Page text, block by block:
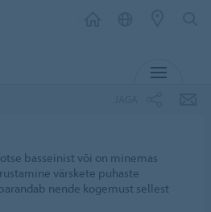
basseinist või on minemas
värskete puhaste
nende kogemust sellest